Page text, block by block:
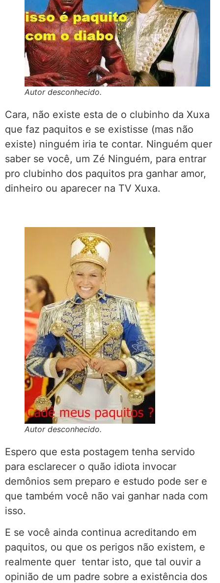
Autor desconhecido.
Cara, não existe esta de o clubinho da Xuxa
que faz paquitos e se existisse (mas não
existe) ninguém iria te contar. Ninguém quer
saber se você, um Zé Ninguém, para entrar
pro clubinho dos paquitos pra ganhar amor,
dinheiro ou aparecer na TV Xuxa.
Autor desconhecido.
Espero que esta postagem tenha servido
para esclarecer o quão idiota invocar
demônios sem preparo e estudo pode ser e
que também você não vai ganhar nada com
isso.
E se você ainda continua acreditando em
paquitos, ou que os perigos não existem, e
realmente quer tentar isto, que tal ouvir a
opinião de um padre sobre a existência dos